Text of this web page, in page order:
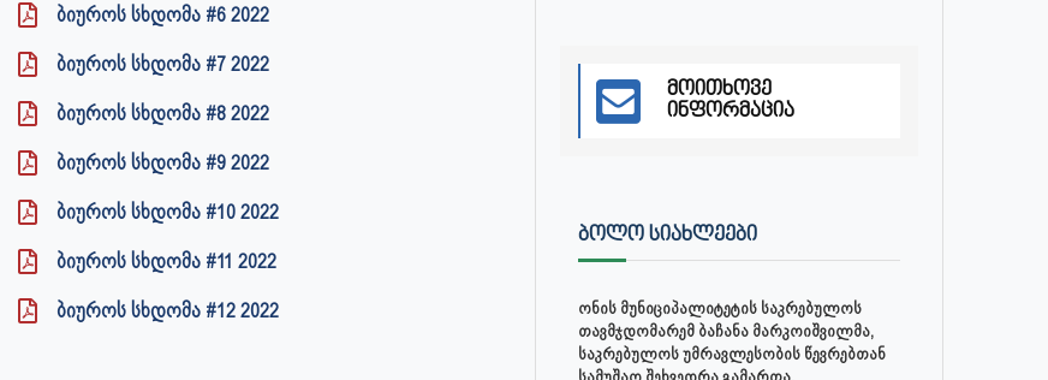
ბიუროს სხდომა #6 2022
ბიუროს სხდომა #7 2022
ბიუროს სხდომა #8 2022
ბიუროს სხდომა #9 2022
ბიუროს სხდომა #10 2022
ბიუროს სხდომა #11 2022
ბიუროს სხდომა #12 2022
მოითხოვე
ინფორმაცია
ᲑᲝᲚᲝ ᲡᲘᲐᲮᲚᲔᲔᲑᲘ
ონის მუნიციპალიტეტის საკრებულოს
თავმჯდომარემ ბაჩანა მარკოიშვილმა,
საკრებულოს უმრავლესობის წევრებთან